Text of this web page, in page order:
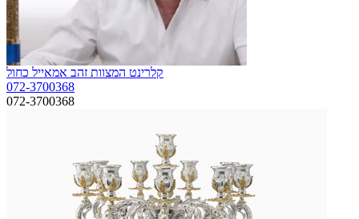
קלרינט המצוות זהב אמאייל כחול
072-3700368
072-3700368